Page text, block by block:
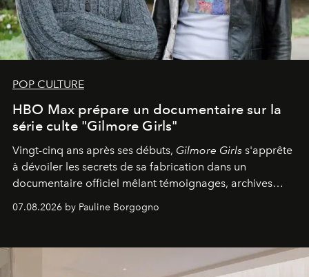
POP CULTURE
HBO Max prépare un documentaire sur la
série culte "Gilmore Girls"
Vingt-cinq ans après ses débuts, Gilmore Girls s'apprête
à dévoiler les secrets de sa fabrication dans un
documentaire officiel mêlant témoignages, archives
générationnel.
07.08.2026 by Pauline Borgogno